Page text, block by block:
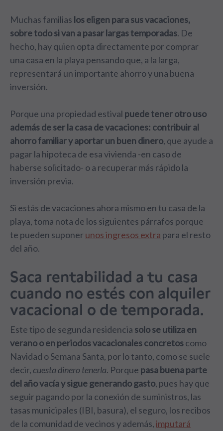
Muchas familias los eligen para sus vacaciones,
sobre todo si van a pasar largas temporadas. De
hecho, hay quien opta directamente por comprar
una casa en la playa pensando que, a la larga,
representará un importante ahorro y una buena
inversión.
Porque una propiedad estival puede tener otro uso
además de ser la casa de vacaciones: contribuir al
ahorro familiar y aportar un buen dinero, que ayude a
pagar la hipoteca de esa vivienda -en caso de
haberse solicitado- o a recuperar más rápido la
inversión previa.
Si estás de vacaciones ahora mismo en tu casa de la
playa, toma nota de los siguientes párrafos porque
te pueden suponerunos ingresos extra para el resto
del año.
Saca rentabilidad a tu casa
cuando no estés con alquiler
vacacional o de temporada.
Este tipo de segunda residencia solo se utiliza en
verano o en periodos vacacionales concretoscomo
Navidad o Semana Santa, por lo tanto, como se suele
decir, cuesta dinero tenerla. Porque pasa buena parte
del año vacía y sigue generando gasto, pues hay que
seguir pagando por la conexión de suministros, las
tasas municipales (IBI, basura), el seguro, los recibos
de la comunidad de vecinos y además,imputará